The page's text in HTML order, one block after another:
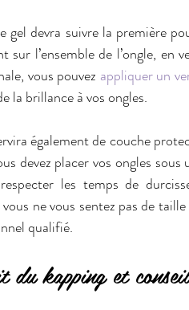
gel devra suivre la première
sur l’ensemble de l’ongle,
vous pouvez appliquer un
la brillance à vos ongles.
également de couche
devez placer vos ongles
les temps de
ne vous sentez pas de
qualifié.
kapping et